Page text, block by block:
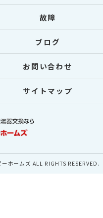
故障
ブログ
お問い合わせ
サイトマップ
ホームズ ALL RIGHTS RESERVED.